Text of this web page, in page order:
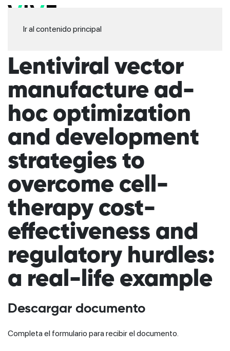
Ir al contenido principal
Lentiviral vector
manufacture ad-
hoc optimization
and development
strategies to
overcome cell-
therapy cost-
effectiveness and
regulatory hurdles:
a real-life example
Descargar documento
Completa el formulario para recibir el documento.